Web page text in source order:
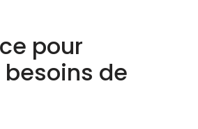
pour
de